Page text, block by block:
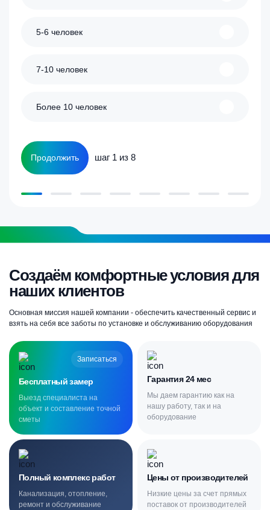
5-6 человек
7-10 человек
Более 10 человек
Продолжить шаг 1 из 8
Создаём комфортные условия для
наших клиентов
Основная миссия нашей компании - обеспечить качественный сервис и
взять на себя все заботы по установке и обслуживанию оборудования
Записаться
Бесплатный замер
Выезд специалиста на
объект и составление точной
сметы
Гарантия 24 мес
Мы даем гарантию как на
нашу работу, так и на
оборудование
Полный комплекс работ
Канализация, отопление,
ремонт и обслуживание
Цены от производителей
Низкие цены за счет прямых
поставок от производителей